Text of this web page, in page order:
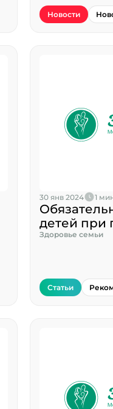
Новости
30 янв 2024 1
детей при
Здоровье семьи
Статьи